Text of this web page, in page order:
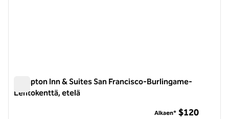
Hampton Inn & Suites San Francisco-Burlingame-
Lentokenttä, etelä
Alkaen* $120